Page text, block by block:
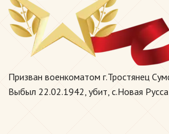
Призван военкоматом г.Тростянец
Выбыл 22.02.1942, убит, с.Новая